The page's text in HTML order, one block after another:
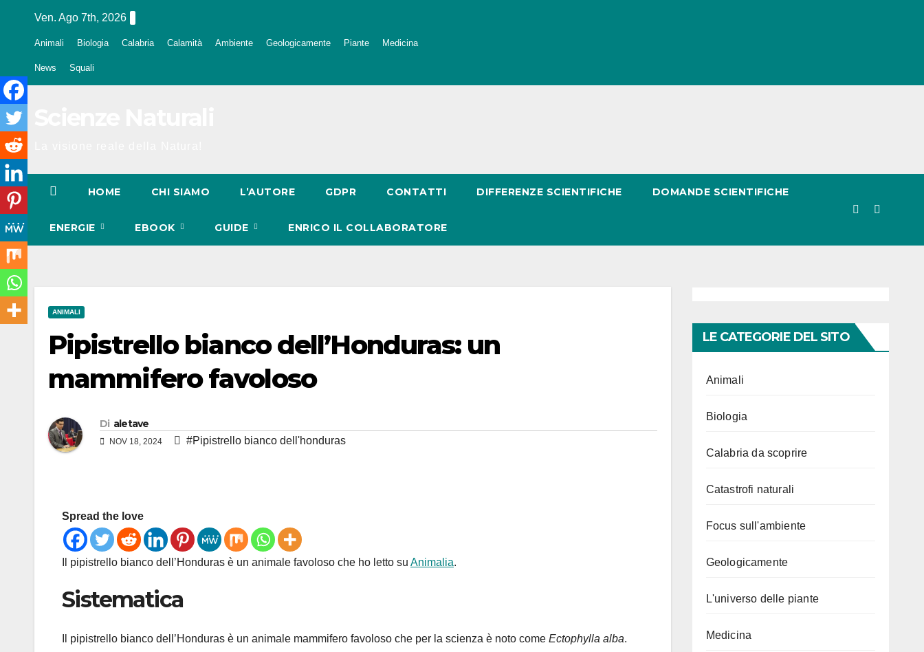
Ven. Ago 7th, 2026
Animali Biologia Calabria Calamità Ambiente Geologicamente Piante Medicina
News Squali
HOME CHI SIAMO L’AUTORE GDPR CONTATTI DIFFERENZE SCIENTIFICHE DOMANDE SCIENTIFICHE
ENERGIE EBOOK GUIDE ENRICO IL COLLABORATORE
ANIMALI
Pipistrello bianco dell’Honduras: un
mammifero favoloso
Di aletave
NOV 18, 2024 #Pipistrello bianco dell'honduras
Spread the love
Il pipistrello bianco dell’Honduras è un animale favoloso che ho letto su Animalia.
Sistematica
Il pipistrello bianco dell’Honduras è un animale mammifero favoloso che per la scienza è noto come Ectophylla alba.
LE CATEGORIE DEL SITO
Animali
Biologia
Calabria da scoprire
Catastrofi naturali
Focus sull'ambiente
Geologicamente
L'universo delle piante
Medicina